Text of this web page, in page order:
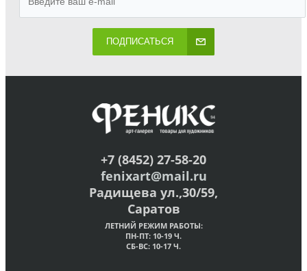
ПОДПИСАТЬСЯ
+7 (8452) 27-58-20
fenixart@mail.ru
Радищева ул.,30/59,
Саратов
ЛЕТНИЙ РЕЖИМ РАБОТЫ:
ПН-ПТ: 10-19 Ч.
СБ-ВС: 10-17 Ч.